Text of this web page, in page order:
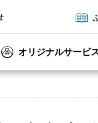
オリジナルサービ